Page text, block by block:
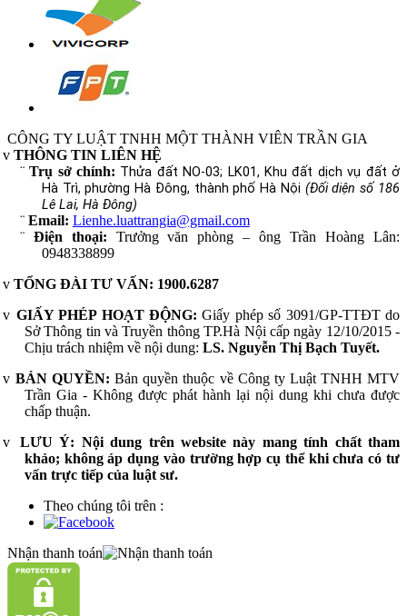
CÔNG TY LUẬT TNHH MỘT THÀNH VIÊN TRẦN GIA
v THÔNG TIN LIÊN HỆ
¨Trụ sở chính: Thửa đất NO-03; LK01, Khu đất dịch vụ đất ở
Hà Trì, phường Hà Đông, thành phố Hà Nội (Đối diện số 186
Lê Lai, Hà Đông)
¨ Email: Lienhe.luattrangia@gmail.com
¨ Điện thoại: Trưởng văn phòng – ông Trần Hoàng Lân:
0948338899
v TỔNG ĐÀI TƯ VẤN: 1900.6287
v GIẤY PHÉP HOẠT ĐỘNG: Giấy phép số 3091/GP-TTĐT do
Sở Thông tin và Truyền thông TP.Hà Nội cấp ngày 12/10/2015 -
Chịu trách nhiệm về nội dung: LS. Nguyễn Thị Bạch Tuyết.
v BẢN QUYỀN: Bản quyền thuộc về Công ty Luật TNHH MTV
Trần Gia - Không được phát hành lại nội dung khi chưa được
chấp thuận.
v
LƯU Ý: Nội dung trên website này mang tính chất tham
khảo; không áp dụng vào trường hợp cụ thể khi chưa có tư
vấn trực tiếp của luật sư.
Theo chúng tôi trên :
Nhận thanh toán